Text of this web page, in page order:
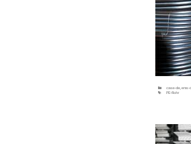
Kategorien
case-de ,ems-
Schlagwörter
PE-Rohr